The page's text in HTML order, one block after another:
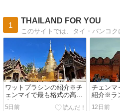
1
THAILAND FOR YOU
ワットプラシンの紹介※チ
ェンマイで最も格式の高い
寺院
5日前
チェンマ
紹介※ラ
を残す旧
12日前